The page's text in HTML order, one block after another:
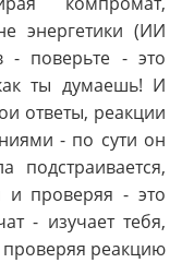
энергетики (ИИ
- поверьте - это
ты думаешь! И
ответы, реакции
- по сути он
подстраивается,
и проверяя - это
- изучает тебя,
реакцию